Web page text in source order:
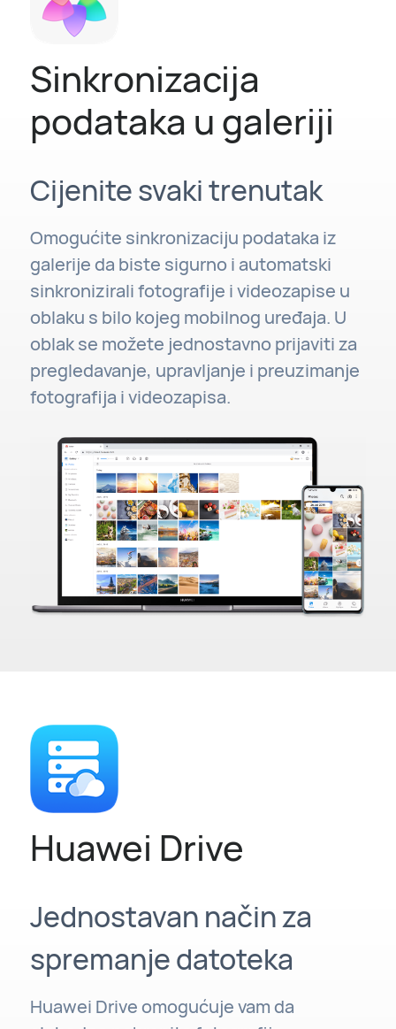
Sinkronizacija
podataka u galeriji
Cijenite svaki trenutak
Omogućite sinkronizaciju podataka iz
galerije da biste sigurno i automatski
sinkronizirali fotografije i videozapise u
oblaku s bilo kojeg mobilnog uređaja. U
oblak se možete jednostavno prijaviti za
pregledavanje, upravljanje i preuzimanje
fotografija i videozapisa.
Huawei Drive
Jednostavan način za
spremanje datoteka
Huawei Drive omogućuje vam da